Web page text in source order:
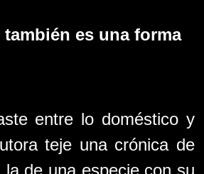
es una forma
entre lo doméstico y
teje una crónica de